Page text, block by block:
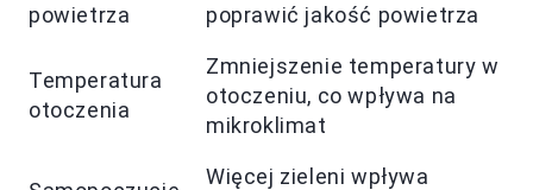
powietrza
poprawić jakość powietrza
Temperatura
otoczenia
Zmniejszenie temperatury w
otoczeniu, co wpływa na
mikroklimat
Więcej zieleni wpływa